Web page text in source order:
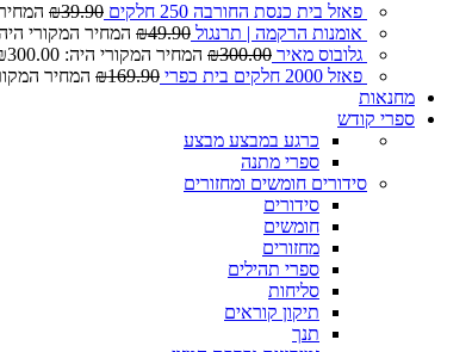
פאזל בית כנסת החורבה 250 חלקים ₪39.90 המחיר
אומנות הרקמה | תרנגול
₪49.90 המחיר המקורי היה:
גלובוס מאיר
₪300.00 המחיר המקורי היה: ₪300.00.
פאזל 2000 חלקים בית כפרי
₪169.90 המחיר המקורי
מחנאות
ספרי קודש
כרגע במבצע מבצע
ספרי מתנה
סידורים חומשים ומחזורים
סידורים
חומשים
מחזורים
ספרי תהילים
סליחות
תיקון קוראים
תנך